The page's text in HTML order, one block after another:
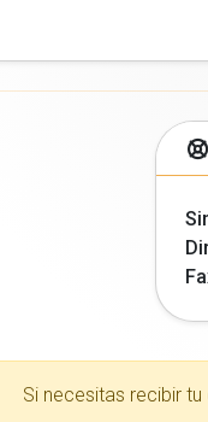
Si necesitas recibir